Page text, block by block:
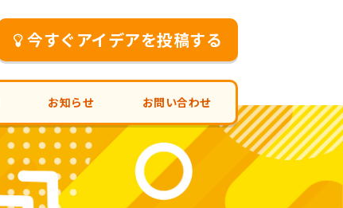
今すぐアイデアを投稿する
お知らせ お問い合わせ